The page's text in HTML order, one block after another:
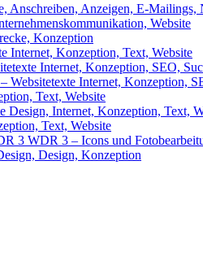
Anschreiben, Anzeigen, E-Mailings,
Website
Konzeption
Internet, Konzeption, Text, Website
Internet, Konzeption, SEO,
Websitetexte Internet, Konzeption,
Text, Website
Design, Internet, Konzeption, Text,
Text, Website
WDR 3 – Icons und
Design, Konzeption